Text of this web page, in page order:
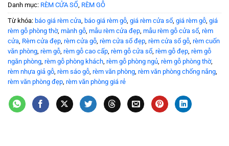
Danh mục: RÈM CỬA SỔ RÈM GỖ
Từ khóa: báo giá rèm cửa báo giá rèm gỗ giá rèm cửa sổ giá rèm gỗ giá
rèm gỗ phòng thờ, mành gỗ mẫu rèm cửa đẹp mẫu rèm gỗ cửa sổ rèm
cửa Rèm cửa đẹp rèm cửa gỗ rèm cửa sổ đẹp rèm cửa sổ gỗ rèm cuốn
văn phòng rèm gỗ rèm gỗ cao cấp rèm gỗ cửa sổ rèm gỗ đẹp rèm gỗ
ngăn phòng rèm gỗ phòng khách rèm gỗ phòng ngủ rèm gỗ phòng thờ,
rèm nhựa giả gỗ rèm sáo gỗ rèm văn phòng rèm văn phòng chống nắng
rèm văn phòng đẹp rèm văn phòng giá rẻ